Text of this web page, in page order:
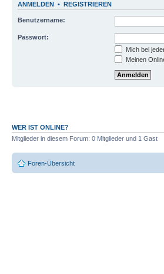
ANMELDEN • REGISTRIEREN
Benutzername:
Passwort:
Mich bei
Meinen
WER IST ONLINE?
Mitglieder in diesem Forum: 0 Mitglieder und 1 Gast
Foren-Übersicht